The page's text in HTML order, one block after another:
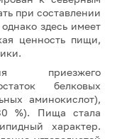
при составлении
здесь имеет
ценность пищи,
приезжего
белковых
аминокислот),
%). Пища стала
характер.